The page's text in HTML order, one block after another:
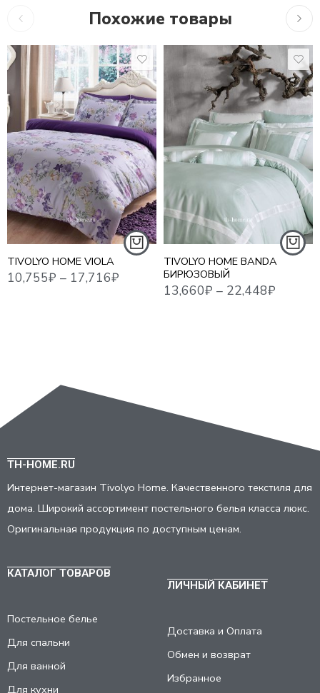
Похожие товары
TIVOLYO HOME VIOLA
10,755₽–17,716₽
1,5 СПАЛЬНЫЙ
ЕВРО
ЕВРО MAXI
СЕМЕЙНЫЙ
TIVOLYO HOME BANDA
БИРЮЗОВЫЙ
13,660₽–22,448₽
1,5 СПАЛЬНЫЙ
ЕВРО MAXI
СЕМЕЙНЫЙ
TH-HOME.RU
Интернет-магазин Tivolyo Home. Качественного текстиля для
дома. Широкий ассортимент постельного белья класса люкс.
Оригинальная продукция по доступным ценам.
КАТАЛОГ ТОВАРОВ
Постельное белье
Для спальни
Для ванной
Для кухни
ЛИЧНЫЙ КАБИНЕТ
Доставка и Оплата
Обмен и возврат
Избранное